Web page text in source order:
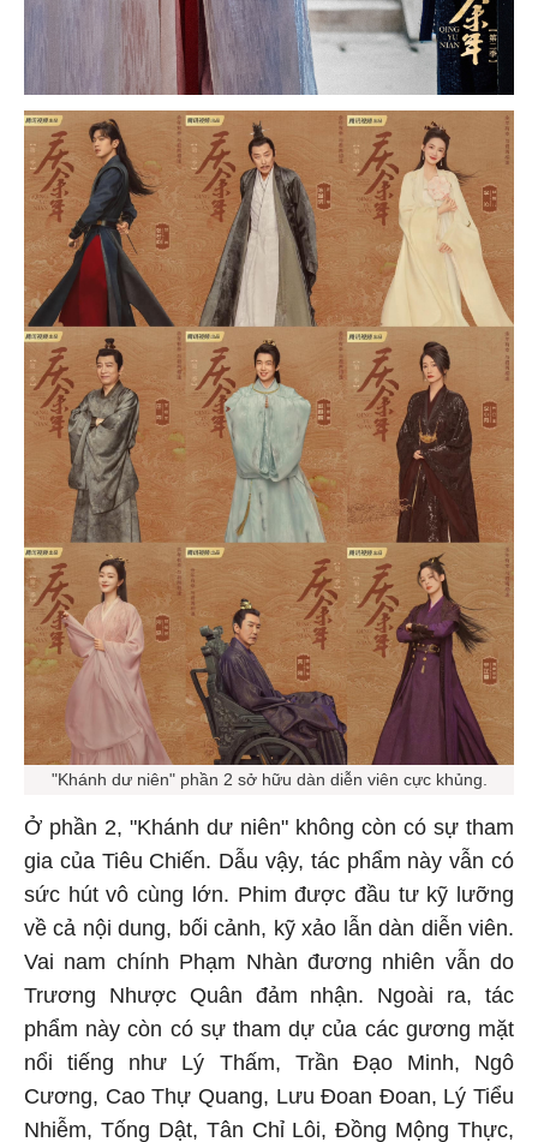
"Khánh dư niên" phần 2 sở hữu dàn diễn viên cực khủng.
Ở phần 2, "Khánh dư niên" không còn có sự tham
gia của Tiêu Chiến. Dẫu vậy, tác phẩm này vẫn có
sức hút vô cùng lớn. Phim được đầu tư kỹ lưỡng
về cả nội dung, bối cảnh, kỹ xảo lẫn dàn diễn viên.
Vai nam chính Phạm Nhàn đương nhiên vẫn do
Trương Nhược Quân đảm nhận. Ngoài ra, tác
phẩm này còn có sự tham dự của các gương mặt
nổi tiếng như Lý Thấm, Trần Đạo Minh, Ngô
Cương, Cao Thự Quang, Lưu Đoan Đoan, Lý Tiểu
Nhiễm, Tống Dật, Tân Chỉ Lôi, Đồng Mộng Thực,